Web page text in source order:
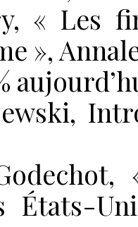
« Les
»,
États-